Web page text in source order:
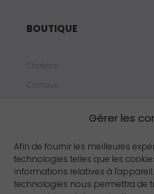
Gérer les
Afin de fournir les meilleures
technologies telles que les
informations relatives à
technologies nous permettra de
BOUTIQUE
Chakras
Cristaux
Propriétés
Arômes
Zodiacs